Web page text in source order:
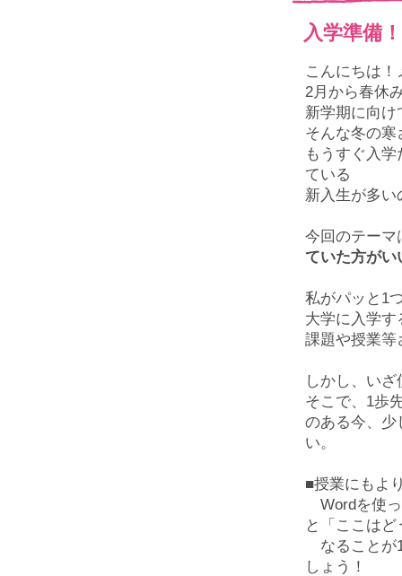
入学準備！
こんにちは！
2月から春休
新学期に向
そんな冬の
もうすぐ入
ている
新入生が多い
今回のテーマ
ていた方がい
私がパッと 1
大学に入学
課題や授業等
しかし、い
そこで、 1歩
のある今、少
い。
■授業にもよ
Wordを使
と「ここは
なることが
しょう！